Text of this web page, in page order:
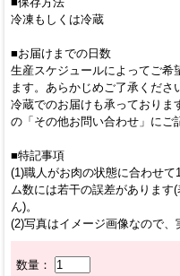
冷凍もしくは冷蔵
■お届けまでの日数
生産スケジュールによってご希
ます。あらかじめご了承くださ
冷蔵でのお届けも承っておりま
の「その他お問い合わせ」にご
■特記事項
(1)職人がお肉の状態に合わせ
ム数には若干の誤差があります
ん)。
(2)写真はイメージ画像なので、
数量：